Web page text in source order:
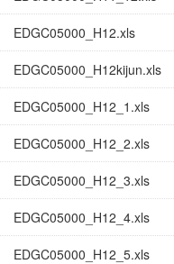
EDGC05000_H12.xls
EDGC05000_H12kijun.xls
EDGC05000_H12_1.xls
EDGC05000_H12_2.xls
EDGC05000_H12_3.xls
EDGC05000_H12_4.xls
EDGC05000_H12_5.xls